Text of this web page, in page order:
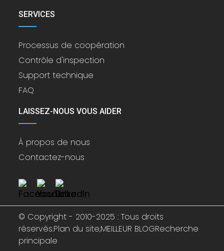
SERVICES
Processus de coopération
Contrôle d'inspection
Support technique
FAQ
LAISSEZ-NOUS VOUS AIDER
À propos de nous
Contactez-nous
© Copyright - 2010-2025 : Tous droits
réservés.Plan du site,MEILLEUR BLOGRecherche
principale